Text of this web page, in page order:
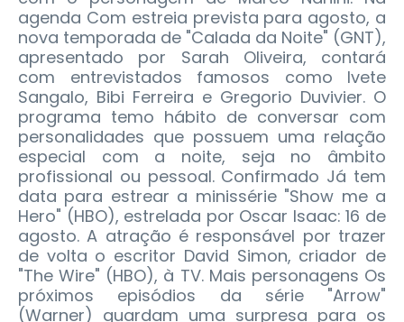
agenda Com estreia prevista para agosto, a
nova temporada de "Calada da Noite" (GNT),
apresentado por Sarah Oliveira, contará
com entrevistados famosos como Ivete
Sangalo, Bibi Ferreira e Gregorio Duvivier. O
programa temo hábito de conversar com
personalidades que possuem uma relação
especial com a noite, seja no âmbito
profissional ou pessoal. Confirmado Já tem
data para estrear a minissérie "Show me a
Hero" (HBO), estrelada por Oscar Isaac: 16 de
agosto. A atração é responsável por trazer
de volta o escritor David Simon, criador de
"The Wire" (HBO), à TV. Mais personagens Os
próximos episódios da série "Arrow"
(Warner) guardam uma surpresa para os